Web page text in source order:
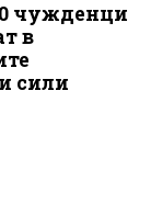
чужденци
в
сили